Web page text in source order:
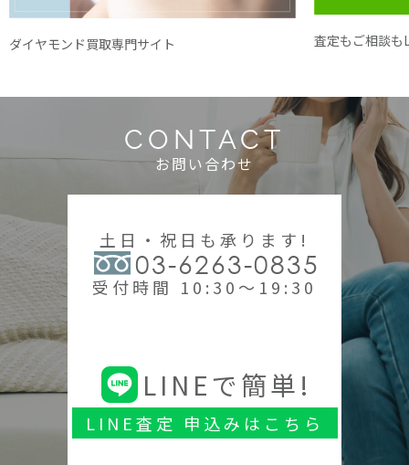
ダイヤモンド買取専門サイト 査定もご相談も
CONTACT
お問い合わせ
土日・祝日も承ります!
03-6263-0835
受付時間 10:30～19:30
LINEで簡単!
LINE査定 申込みはこちら